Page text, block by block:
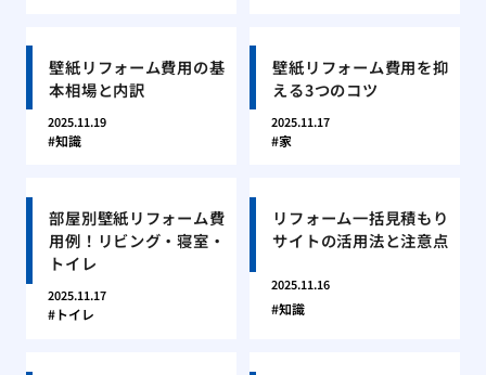
壁紙リフォーム費用の基
本相場と内訳
2025.11.19
知識
壁紙リフォーム費用を抑
える3つのコツ
2025.11.17
家
部屋別壁紙リフォーム費
用例！リビング・寝室・
トイレ
2025.11.17
トイレ
リフォーム一括見積もり
サイトの活用法と注意点
2025.11.16
知識